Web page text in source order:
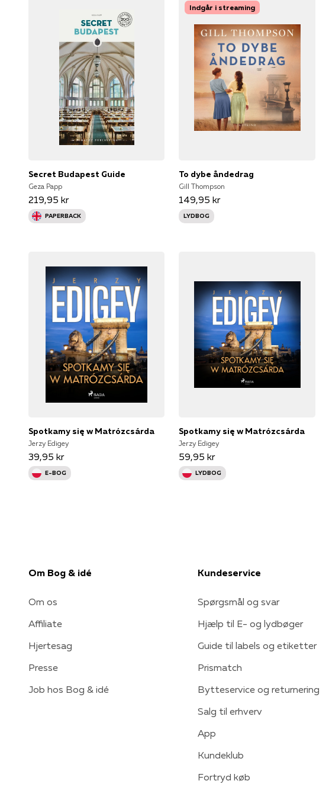
Secret Budapest Guide
Geza Papp
219,95 kr
PAPERBACK
Indgår i streaming
To dybe åndedrag
Gill Thompson
149,95 kr
LYDBOG
Spotkamy się w Matrózcsárda
Jerzy Edigey
39,95 kr
E-BOG
Spotkamy się w Matrózcsárda
Jerzy Edigey
59,95 kr
LYDBOG
Om Bog & idé
Om os
Affiliate
Hjertesag
Presse
Job hos Bog & idé
Kundeservice
Spørgsmål og svar
Hjælp til E- og lydbøger
Guide til labels og etiketter
Prismatch
Bytteservice og returnering
Salg til erhverv
App
Kundeklub
Fortryd køb